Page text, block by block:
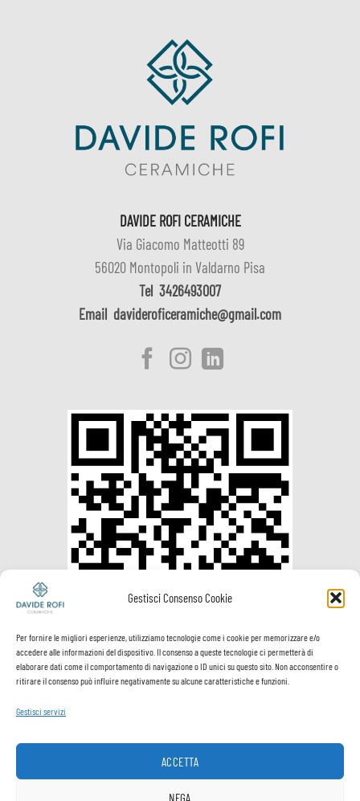
Gestisci Consenso Cookie
Per fornire le migliori esperienze, utilizziamo tecnologie come i cookie per memorizzare e/o
accedere alle informazioni del dispositivo. Il consenso a queste tecnologie ci permetterà di
elaborare dati come il comportamento di navigazione o ID unici su questo sito. Non acconsentire o
ritirare il consenso può influire negativamente su alcune caratteristiche e funzioni.
Gestisci servizi
ACCETTA
NEGA
DAVIDE ROFI CERAMICHE
Via Giacomo Matteotti 89
56020 Montopoli in Valdarno Pisa
Tel 3426493007
Email davideroficeramiche@gmail.com
Visa PayPal MasterCardPostepay VeriSign Visa
Termini e